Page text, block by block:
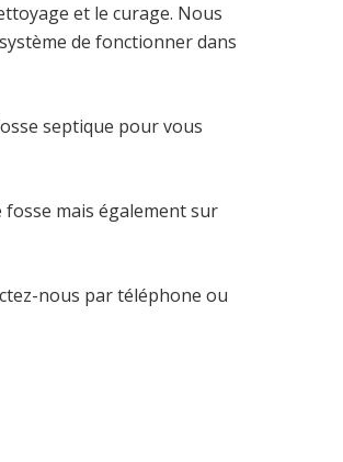
et le curage. Nous
de fonctionner dans
septique pour vous
fosse mais également sur
nous par téléphone ou